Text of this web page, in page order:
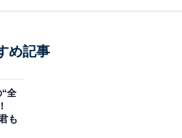
め記事
全
も